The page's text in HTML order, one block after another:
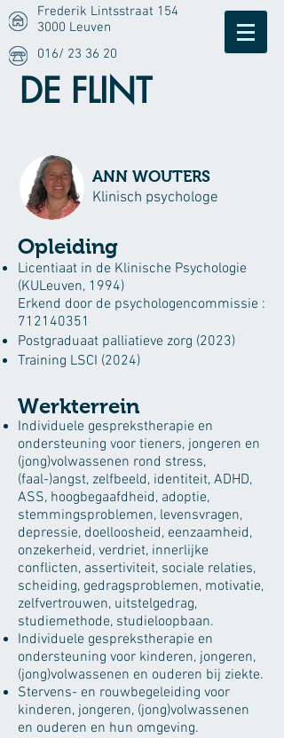
Frederik Lintsstraat 154
3000 Leuven
016/ 23 36 20
DE FLINT
ANN WOUTERS
Klinisch psychologe
Opleiding
Licentiaat in de Klinische Psychologie
(KULeuven, 1994)
Erkend door de psychologencommissie :
712140351
Postgraduaat palliatieve zorg (2023)
Training LSCI (2024)
Werkterrein
Individuele gesprekstherapie en
ondersteuning voor tieners, jongeren en
(jong)volwassenen rond stress,
(faal-)angst, zelfbeeld, identiteit, ADHD,
ASS, hoogbegaafdheid, adoptie,
stemmingsproblemen, levensvragen,
depressie, doelloosheid, eenzaamheid,
onzekerheid, verdriet, innerlijke
conflicten, assertiviteit, sociale relaties,
scheiding, gedragsproblemen, motivatie,
zelfvertrouwen, uitstelgedrag,
studiemethode, studieloopbaan.
Individuele gesprekstherapie en
ondersteuning voor kinderen, jongeren,
(jong)volwassenen en ouderen bij ziekte.
Stervens- en rouwbegeleiding voor
kinderen, jongeren, (jong)volwassenen
en ouderen en hun omgeving.